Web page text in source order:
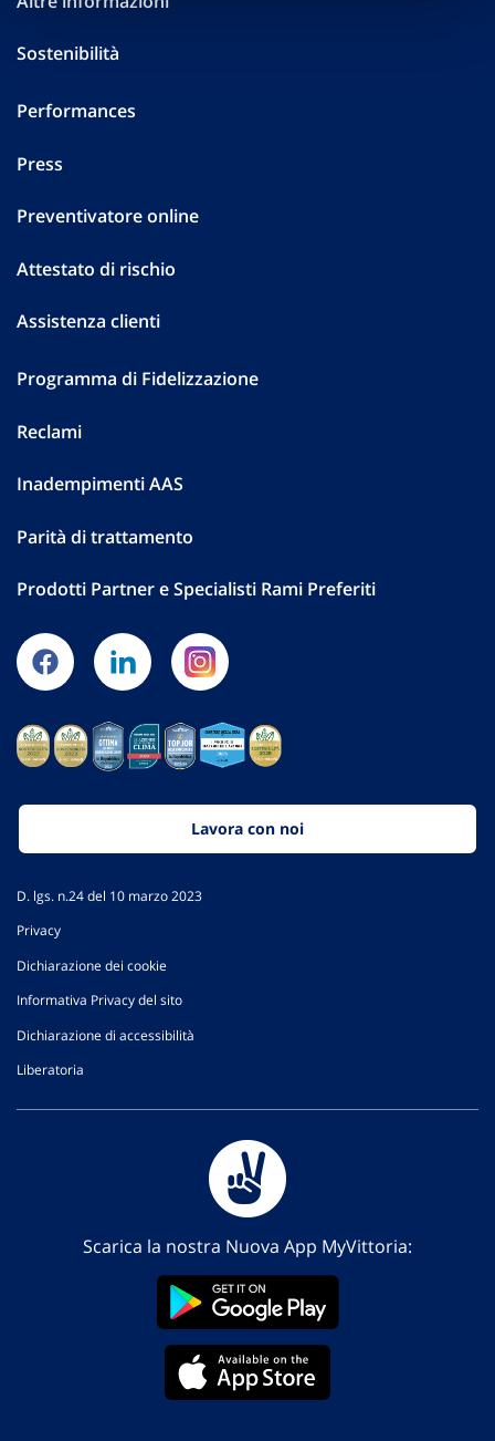
Sostenibilità
Performances
Press
Preventivatore online
Attestato di rischio
Assistenza clienti
Programma di Fidelizzazione
Reclami
Inadempimenti AAS
Parità di trattamento
Prodotti Partner e Specialisti Rami Preferiti
Lavora con noi
D. lgs. n.24 del 10 marzo 2023
Privacy
Dichiarazione dei cookie
Informativa Privacy del sito
Dichiarazione di accessibilità
Liberatoria
Scarica la nostra Nuova App MyVittoria: